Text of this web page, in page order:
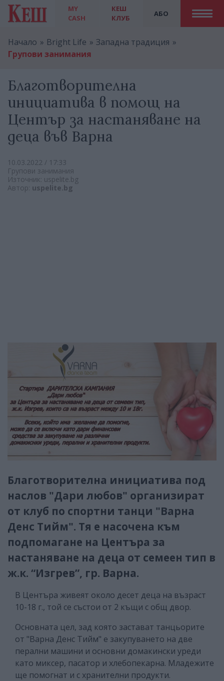
MY
CASH
АБО
КЕШ
КЛУБ
Начало Bright Life
Западна традиция
Групови занимания
Благотворителна
инициатива в помощ на
Център за настаняване на
деца във Варна
10.03.2022 / 17:33
Групови занимания
Източник: uspelite.bg
Автор: uspelite.bg
Благотворителна инициатива под
наслов "Дари любов" организират
от клуб по спортни танци "Варна
Денс Тийм". Тя е насочена към
подпомагане на Центъра за
настаняване на деца от семеен тип в
ж.к. “Изгрев”, гр. Варна.
В Центъра живеят около десет деца на възраст
10-18 г., той се състои от 2 къщи с общ двор.
Основната цел, зад която застават танцьорите
от "Варна Денс Тийм" е закупуването на две
перални машини и основни домакински уреди
като миксер, пасатор и хлебопекарна. Младежите
ще помогнат и с хранителни продукти.